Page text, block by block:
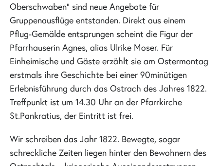
Oberschwaben“ sind neue Angebote für
Gruppenausflüge entstanden. Direkt aus einem
Pflug-Gemälde entsprungen scheint die Figur der
Pfarrhauserin Agnes, alias Ulrike Moser. Für
Einheimische und Gäste erzählt sie am Ostermontag
erstmals ihre Geschichte bei einer 90minütigen
Erlebnisführung durch das Ostrach des Jahres 1822.
Treffpunkt ist um 14.30 Uhr an der Pfarrkirche
St.Pankratius, der Eintritt ist frei.
Wir schreiben das Jahr 1822. Bewegte, sogar
schreckliche Zeiten liegen hinter den Bewohnern des